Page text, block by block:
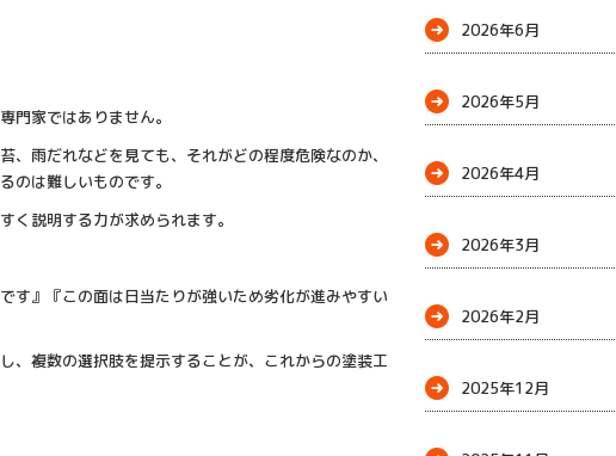
門家ではありません。
雨だれなどを見ても、それがどの程度危険なのか、
のは難しいものです。
く説明する力が求められます。
す』『この面は日当たりが強いため劣化が進みやすい
、複数の選択肢を提示することが、これからの塗装工
2026年6月
2026年5月
2026年4月
2026年3月
2026年2月
2025年12月